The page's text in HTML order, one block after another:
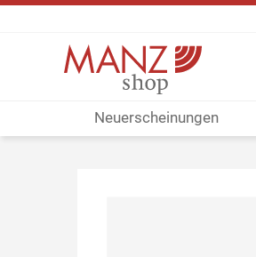
Neuerscheinungen